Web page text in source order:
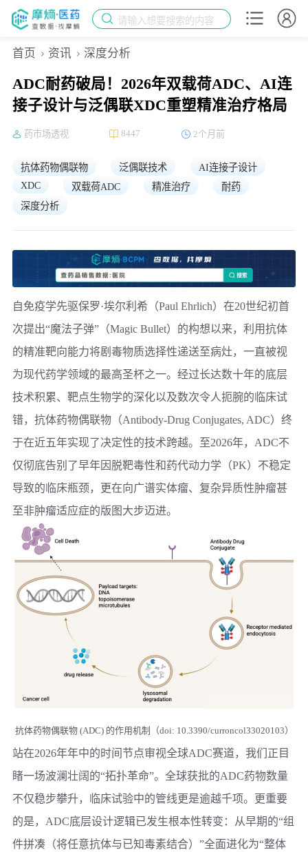
请输入想要搜索的内容
首页 资讯 深度分析
ADC耐药破局！2026年双载荷ADC、AI连
接子设计与泛偶联XDC重塑精准治疗格局
药市场透视 8447 2个月前
抗体药物偶联物 泛偶联技术
AI连接子设计
XDC
双载荷ADC 精准治疗
耐药
深度分析
自免疫学先驱保罗·埃尔利希 （Paul Ehrlich）在20世纪初首
次提出“魔法子弹”（Magic Bullet）的构想以来，利用抗体
的精准靶向能力将剧毒物质选择性递送至病灶，一直被视
为现代药学领域的最高圣杯之一。经过长达数十年的底层
技术积累、靶点生物学的深化以及数次令人扼腕的临床试
错， 抗体药物偶联物（Antibody-Drug Conjugates, ADC）终
于在近五年实现了决定性的技术跨越。至2026年，ADC不
仅彻底告别了早年因脱靶毒性和药代动力学（PK）不稳定
导致的临床瓶颈，更在向广谱实体瘤、复杂异质性肿瘤甚
至非肿瘤适应症的版图大步迈进。
抗体药物偶联物 (ADC) 的作用机制（doi: 10.3390/curroncol33020103）
站在2026年年中的时间节点审视全球ADC赛道，我们正目
睹一场波澜壮阔的“拓扑革命”。全球获批的ADC药物数量
不仅稳步攀升，临床试验中的管线更是逾越千项。更重要
的是，ADC底层设计逻辑已发生根本性转变：从早期的“组
件拼凑（将任意抗体与已知毒素结合）”全面进化为“整体